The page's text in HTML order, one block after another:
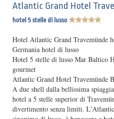
Atlantic Grand Hotel
hotel 5 stelle di lusso
Hotel Atlantic Grand Travemünde
Germania hotel di lusso
Hotel 5 stelle di lusso Mar Baltico
gourmet
Atlantic Grand Hotel Travemünde
A due shell dalla bellissima
hotel a 5 stelle superior di
divertimento senza limiti.